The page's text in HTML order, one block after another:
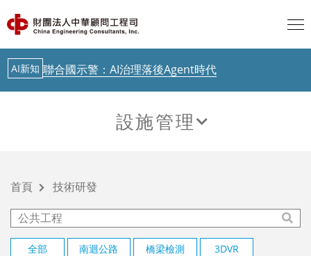
AI新知 歐盟 AI透明度要求正式啟動，台灣呢？
AI新知 聯合國示警：AI治理落後Agent時代
AI新知 聯合國示警：AI治理落後Agent時代
最新消息 中華顧問工程司「公路橋梁檢測人員培訓」今起跑
設施管理
首頁
技術研發
全部 南迴公路 橋梁檢測
3DVR